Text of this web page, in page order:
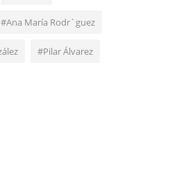
#Ana María Rodr´guez
#Pilar Álvarez